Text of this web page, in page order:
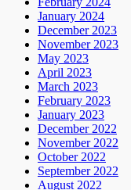
January 2024
December 2023
November 2023
May 2023
April 2023
March 2023
February 2023
January 2023
December 2022
November 2022
October 2022
September 2022
August 2022